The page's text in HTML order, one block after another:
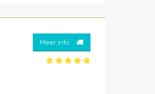
Meer info